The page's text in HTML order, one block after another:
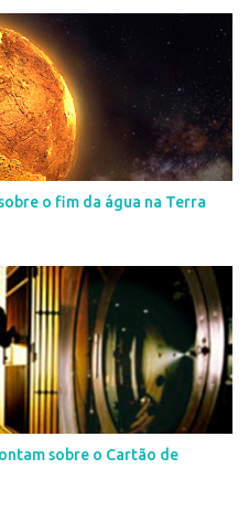
o fim da água na Terra
sobre o Cartão de